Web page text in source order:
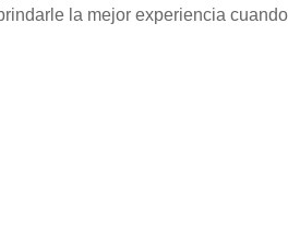
la mejor experiencia